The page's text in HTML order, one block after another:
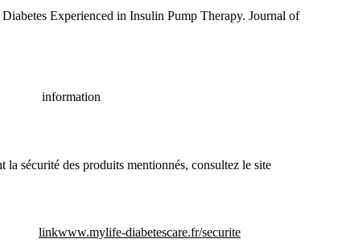
Experienced in Insulin Pump Therapy. Journal of
information
sécurité des produits mentionnés, consultez le site
linkwww.mylife-diabetescare.fr/securite